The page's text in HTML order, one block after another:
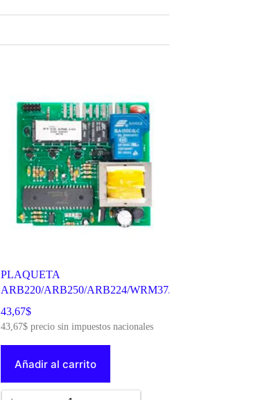
PLAQUETA
ARB220/ARB250/ARB224/WRM37/WRM43/WRG43B
COD ORIGINAL: 8614 LC 212304
43,67$
43,67$precio sin impuestos nacionales
Añadir al carrito